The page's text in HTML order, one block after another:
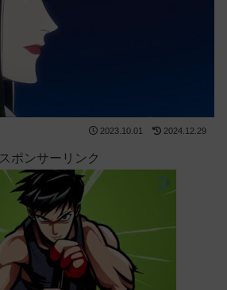
2023.10.01 2024.12.29
スポンサーリンク